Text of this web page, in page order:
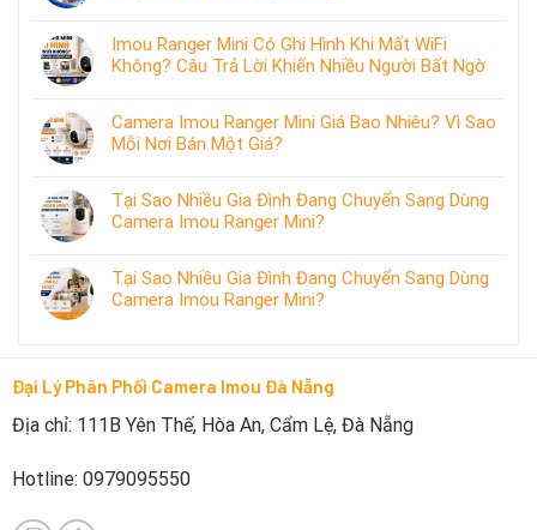
Imou Ranger Mini Có Ghi Hình Khi Mất WiFi
Không? Câu Trả Lời Khiến Nhiều Người Bất Ngờ
Camera Imou Ranger Mini Giá Bao Nhiêu? Vì Sao
Mỗi Nơi Bán Một Giá?
Tại Sao Nhiều Gia Đình Đang Chuyển Sang Dùng
Camera Imou Ranger Mini?
Tại Sao Nhiều Gia Đình Đang Chuyển Sang Dùng
Camera Imou Ranger Mini?
Đại Lý Phân Phối Camera Imou Đà Nẵng
Địa chỉ: 111B Yên Thế, Hòa An, Cẩm Lệ, Đà Nẵng
Hotline: 0979095550